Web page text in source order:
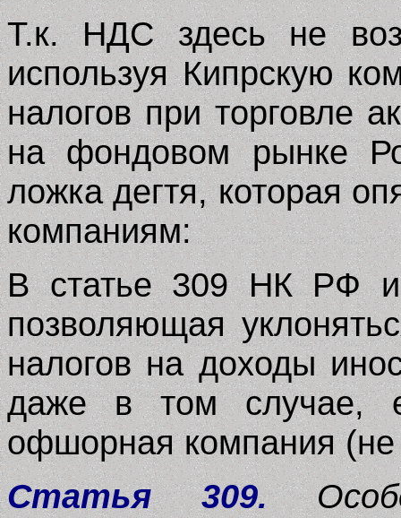
Т.к. НДС здесь не
используя Кипрскую
налогов при торговле
на фондовом рынке
ложка дегтя, которая
компаниям:
В статье 309 НК РФ
позволяющая
налогов на доходы
даже в том случае,
офшорная компания (не
Статья 309.